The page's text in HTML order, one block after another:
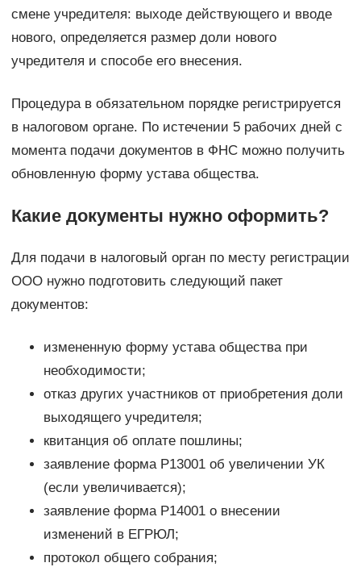
смене учредителя: выходе действующего и вводе
нового, определяется размер доли нового
учредителя и способе его внесения.
Процедура в обязательном порядке регистрируется
в налоговом органе. По истечении 5 рабочих дней с
момента подачи документов в ФНС можно получить
обновленную форму устава общества.
Какие документы нужно оформить?
Для подачи в налоговый орган по месту регистрации
ООО нужно подготовить следующий пакет
документов:
измененную форму устава общества при
необходимости;
отказ других участников от приобретения доли
выходящего учредителя;
квитанция об оплате пошлины;
заявление форма Р13001 об увеличении УК
(если увеличивается);
заявление форма Р14001 о внесении
изменений в ЕГРЮЛ;
протокол общего собрания;